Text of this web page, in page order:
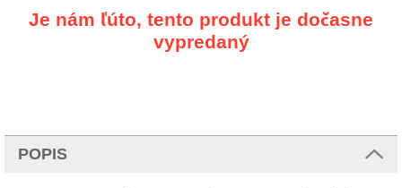
Je nám ľúto, tento produkt je dočasne
vypredaný
POPIS